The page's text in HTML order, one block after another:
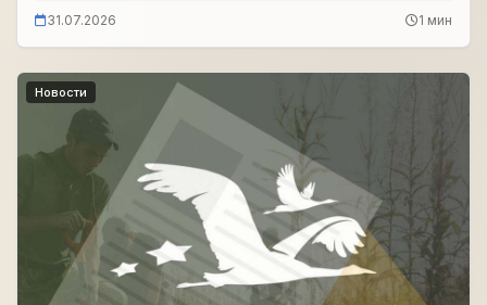
31.07.2026 1 мин
Новости